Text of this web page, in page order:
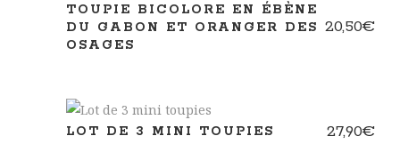
TOUPIE BICOLORE EN ÉBÈNE
DU GABON ET ORANGER DES
OSAGES
20,50€
LOT DE 3 MINI TOUPIES 27,90€